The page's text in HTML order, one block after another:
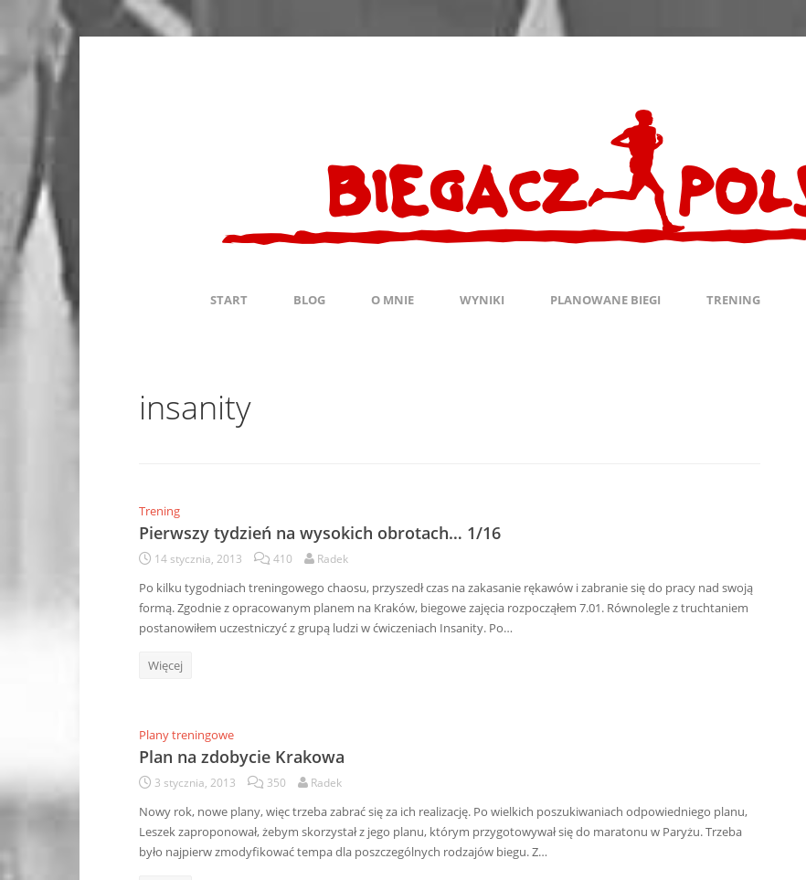
START BLOG O MNIE WYNIKI PLANOWANE BIEGI TRENING
insanity
Trening
Pierwszy tydzień na wysokich obrotach… 1/16
14 stycznia, 2013 410 Radek
Po kilku tygodniach treningowego chaosu, przyszedł czas na zakasanie rękawów i zabranie się do pracy nad swoją
formą. Zgodnie z opracowanym planem na Kraków, biegowe zajęcia rozpocząłem 7.01. Równolegle z truchtaniem
postanowiłem uczestniczyć z grupą ludzi w ćwiczeniach Insanity. Po…
Więcej
Plany treningowe
Plan na zdobycie Krakowa
3 stycznia, 2013 350 Radek
Nowy rok, nowe plany, więc trzeba zabrać się za ich realizację. Po wielkich poszukiwaniach odpowiedniego planu,
Leszek zaproponował, żebym skorzystał z jego planu, którym przygotowywał się do maratonu w Paryżu. Trzeba
było najpierw zmodyfikować tempa dla poszczególnych rodzajów biegu. Z…